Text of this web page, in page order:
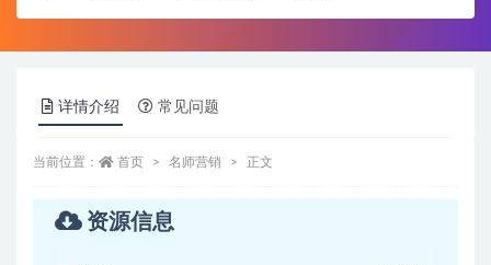
详情介绍 常见问题
当前位置： 首页 名师营销 正文
资源信息